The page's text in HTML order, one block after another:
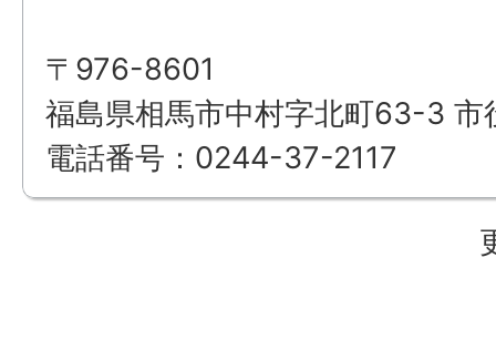
〒976-8601
福島県相馬市中村字北町63-3 市
電話番号：0244-37-2117